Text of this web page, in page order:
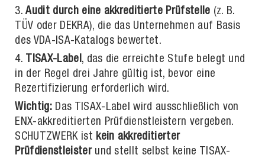
Audit durch eine akkreditierte Prüfstelle (z. B.
TÜV oder DEKRA), die das Unternehmen auf Basis
des VDA-ISA-Katalogs bewertet.
TISAX-Label, das die erreichte Stufe belegt und
in der Regel drei Jahre gültig ist, bevor eine
Rezertifizierung erforderlich wird.
Wichtig: Das TISAX-Label wird ausschließlich von
ENX-akkreditierten Prüfdienstleistern vergeben.
SCHUTZWERK ist kein akkreditierter
Prüfdienstleisterund stellt selbst keine TISAX-